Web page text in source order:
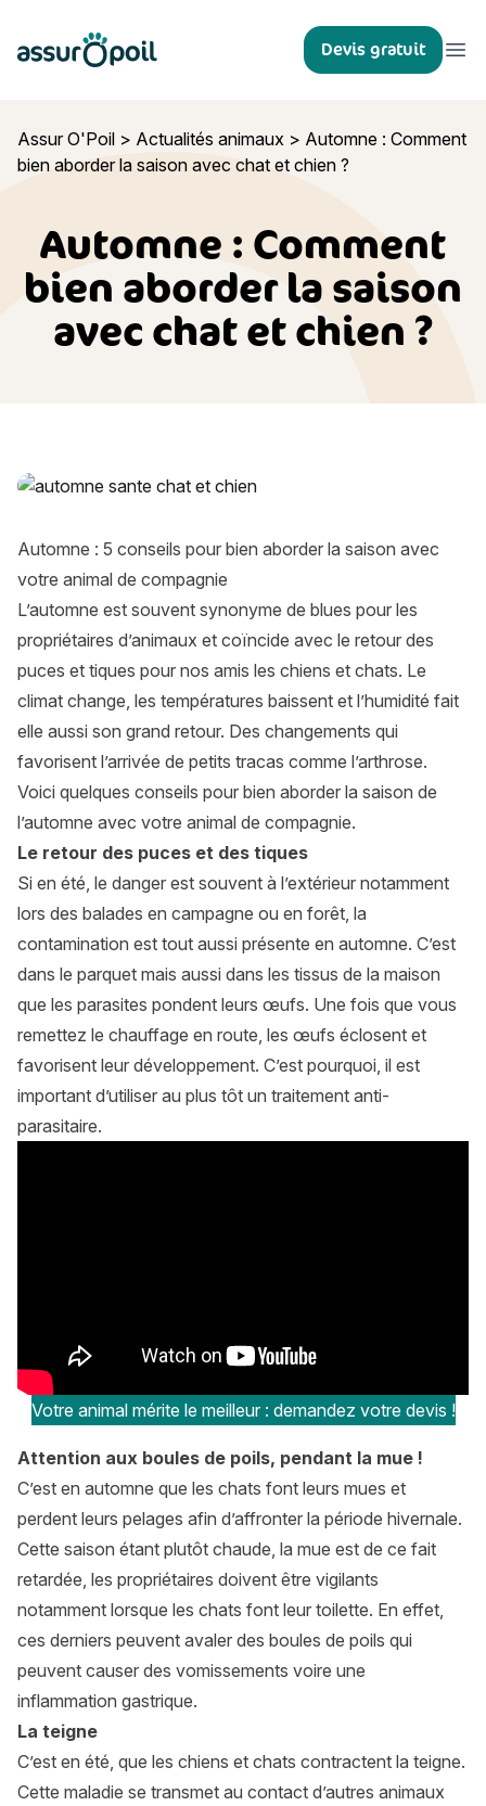
Assur O'Poil Devis gratuit
Assur O'Poil > Actualités animaux > Automne : Comment
bien aborder la saison avec chat et chien ?
Automne : Comment
bien aborder la saison
avec chat et chien ?
Automne : Comment bien aborder la saison avec chat et
Automne : 5 conseils pour bien aborder la saison avec
votre animal de compagnie
L’automne est souvent synonyme de blues pour les
propriétaires d’animaux et coïncide avec le retour des
puces et tiques pour nos amis les chiens et chats. Le
climat change, les températures baissent et l’humidité fait
elle aussi son grand retour. Des changements qui
favorisent l’arrivée de petits tracas comme l’arthrose.
Voici quelques conseils pour bien aborder la saison de
l’automne avec votre animal de compagnie.
Le retour des puces et des tiques
Si en été, le danger est souvent à l’extérieur notamment
lors des balades en campagne ou en forêt, la
contamination est tout aussi présente en automne. C’est
dans le parquet mais aussi dans les tissus de la maison
que les parasites pondent leurs œufs. Une fois que vous
remettez le chauffage en route, les œufs éclosent et
favorisent leur développement. C’est pourquoi, il est
important d’utiliser au plus tôt un traitement anti-
parasitaire.
Votre animal mérite le meilleur : demandez votre devis !
Attention aux boules de poils, pendant la mue !
C’est en automne que les chats font leurs mues et
perdent leurs pelages afin d’affronter la période hivernale.
Cette saison étant plutôt chaude, la mue est de ce fait
retardée, les propriétaires doivent être vigilants
notamment lorsque les chats font leur toilette. En effet,
ces derniers peuvent avaler des boules de poils qui
peuvent causer des vomissements voire une
inflammation gastrique.
La teigne
C’est en été, que les chiens et chats contractent la teigne.
Cette maladie se transmet au contact d’autres animaux